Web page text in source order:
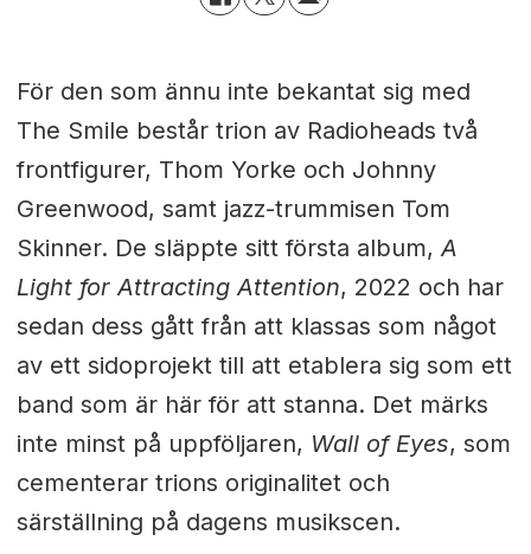
För den som ännu inte bekantat sig med
The Smile består trion av Radioheads två
frontfigurer, Thom Yorke och Johnny
Greenwood, samt jazz-trummisen Tom
Skinner. De släppte sitt första album,A
Light for Attracting Attention, 2022 och har
sedan dess gått från att klassas som något
av ett sidoprojekt till att etablera sig som ett
band som är här för att stanna. Det märks
inte minst på uppföljaren, Wall of Eyes, som
cementerar trions originalitet och
särställning på dagens musikscen.